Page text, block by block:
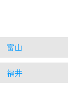
富山
福井